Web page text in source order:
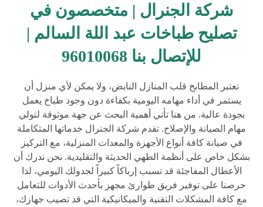
شركة الجنرال | متخصصون في
تصليح طباخات عبد اللة السالم |
للإتصال بنا 96010068
تعتبر المطابخ قلب المنازل النابض، ولا يمكن لأي منزل أن
يستمر في أداء مهامه اليومية بكفاءة دون وجود طباخ يعمل
بجودة عالية. من هنا تأتي أهمية البحث عن جهة موثوقة لتولي
مهام الصيانة والإصلاح. تقدم شركة الجنرال خدماتها المتكاملة
في صيانة كافة أنواع الأجهزة والمعدات المنزلية، مع التركيز
بشكل خاص على أنظمة الطهي الحديثة والتقليدية. نحن ندرك أن
الأعطال المفاجئة قد تسبب إرباكاً كبيراً لجدولك اليومي، لذا
حرصنا على توفير فريق طوارئ مجهز بأحدث الأدوات للتعامل
مع كافة المشكلات التقنية والميكانيكية التي قد تصيب جهازك،